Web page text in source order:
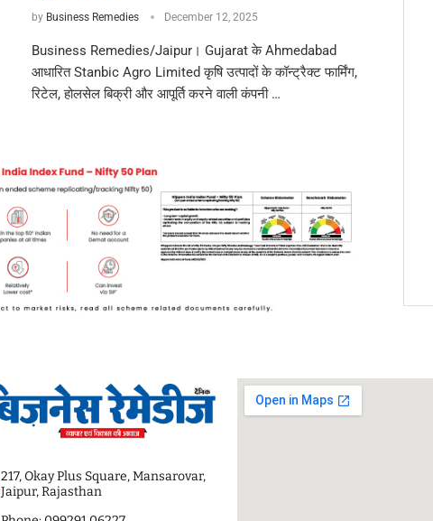
by Business Remedies December 12, 2025
Business Remedies/Jaipur। Gujarat के Ahmedabad
आधारित Stanbic Agro Limited कृषि उत्पादों के कॉन्ट्रैक्ट फार्मिंग,
रिटेल, होलसेल बिक्री और आपूर्ति करने वाली कंपनी …
217, Okay Plus Square, Mansarovar,
Jaipur, Rajasthan